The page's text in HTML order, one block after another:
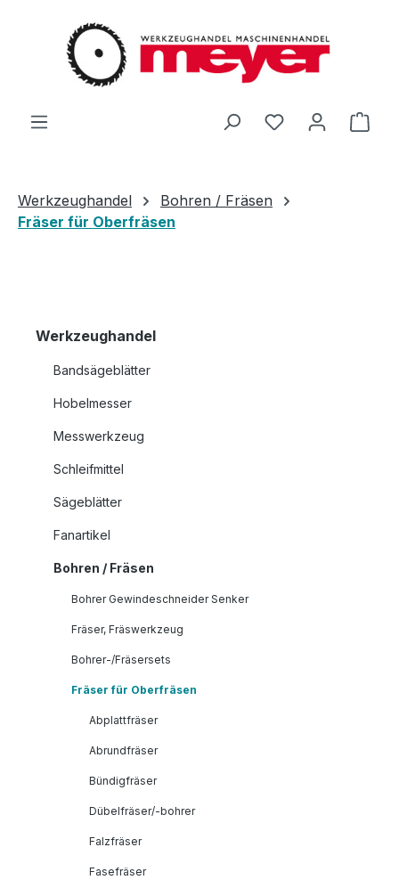
Zum Hauptinhalt springen
Du hast 0
Werkzeughandel
Bohren / Fräsen
Fräser für Oberfräsen
Werkzeughandel
Bandsägeblätter
Hobelmesser
Messwerkzeug
Schleifmittel
Sägeblätter
Fanartikel
Bohren / Fräsen
Bohrer Gewindeschneider Senker
Fräser, Fräswerkzeug
Bohrer-/Fräsersets
Fräser für Oberfräsen
Abplattfräser
Abrundfräser
Bündigfräser
Dübelfräser/-bohrer
Falzfräser
Fasefräser